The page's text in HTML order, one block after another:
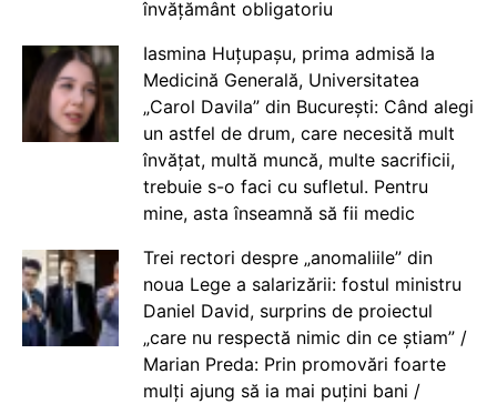
învățământ obligatoriu
Iasmina Huțupașu, prima admisă la
Medicină Generală, Universitatea
„Carol Davila” din București: Când alegi
un astfel de drum, care necesită mult
învățat, multă muncă, multe sacrificii,
trebuie s-o faci cu sufletul. Pentru
mine, asta înseamnă să fii medic
Trei rectori despre „anomaliile” din
noua Lege a salarizării: fostul ministru
Daniel David, surprins de proiectul
„care nu respectă nimic din ce știam” /
Marian Preda: Prin promovări foarte
mulți ajung să ia mai puțini bani /